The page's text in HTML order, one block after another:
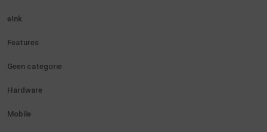
eInk
Features
Geen categorie
Hardware
Mobile